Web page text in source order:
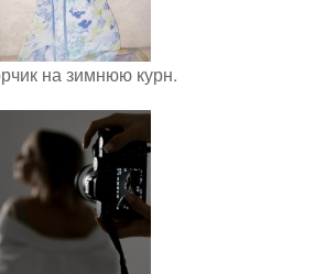
на зимнюю курн.